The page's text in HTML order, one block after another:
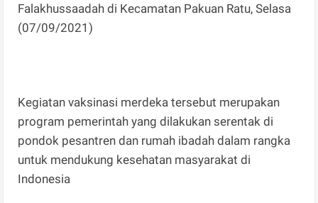
Falakhussaadah di Kecamatan Pakuan Ratu, Selasa
(07/09/2021)
Kegiatan vaksinasi merdeka tersebut merupakan
program pemerintah yang dilakukan serentak di
pondok pesantren dan rumah ibadah dalam rangka
untuk mendukung kesehatan masyarakat di
Indonesia